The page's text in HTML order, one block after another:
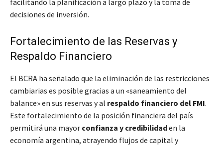
facilitando la planificación a largo plazo y la toma de
decisiones de inversión.
Fortalecimiento de las Reservas y
Respaldo Financiero
El BCRA ha señalado que la eliminación de las restricciones
cambiarias es posible gracias a un «saneamiento del
balance» en sus reservas y al respaldo financiero del FMI.
Este fortalecimiento de la posición financiera del país
permitirá una mayor confianza y credibilidaden la
economía argentina, atrayendo flujos de capital y